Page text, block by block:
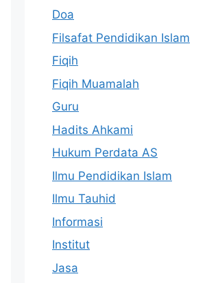
Doa
Filsafat Pendidikan Islam
Fiqih
Fiqih Muamalah
Guru
Hadits Ahkami
Hukum Perdata AS
Ilmu Pendidikan Islam
Ilmu Tauhid
Informasi
Institut
Jasa